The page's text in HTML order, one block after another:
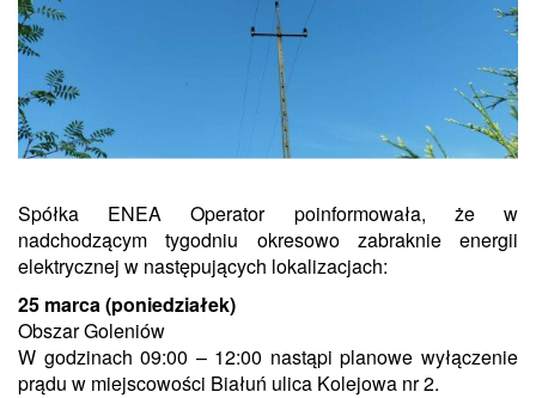
Spółka ENEA Operator poinformowała, że w
nadchodzącym tygodniu okresowo zabraknie energii
elektrycznej w następujących lokalizacjach:
25 marca (poniedziałek)
Obszar Goleniów
W godzinach 09:00 – 12:00 nastąpi planowe wyłączenie
prądu w miejscowości Białuń ulica Kolejowa nr 2.